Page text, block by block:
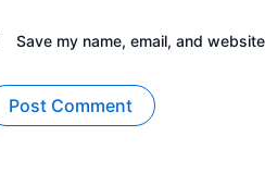
Save my name, email, and